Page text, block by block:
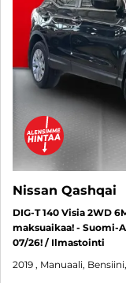
Nissan Qashqai
DIG-T 140 Visia 2WD
maksuaikaa! - Suomi-
07/26! / Ilmastointi
2019 , Manuaali,